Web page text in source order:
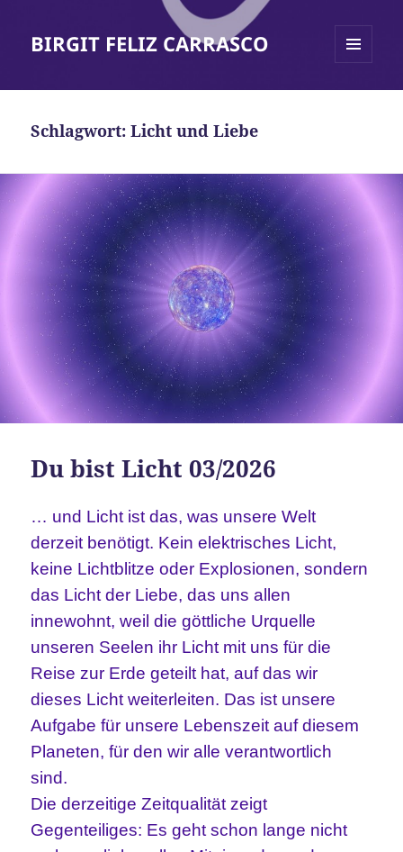
BIRGIT FELIZ CARRASCO
Schlagwort:Licht und Liebe
Du bist Licht 03/2026
… und Licht ist das, was unsere Welt
derzeit benötigt. Kein elektrisches Licht,
keine Lichtblitze oder Explosionen, sondern
das Licht der Liebe, das uns allen
innewohnt, weil die göttliche Urquelle
unseren Seelen ihr Licht mit uns für die
Reise zur Erde geteilt hat, auf das wir
dieses Licht weiterleiten. Das ist unsere
Aufgabe für unsere Lebenszeit auf diesem
Planeten, für den wir alle verantwortlich
sind.
Die derzeitige Zeitqualität zeigt
Gegenteiliges: Es geht schon lange nicht